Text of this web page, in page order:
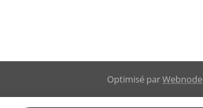
Optimisé parWebnode